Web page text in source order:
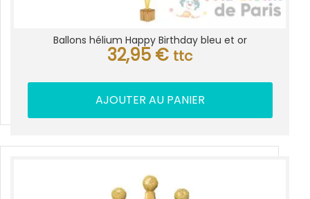
Ballons hélium Happy Birthday bleu et or
32,95 € ttc
AJOUTER AU PANIER